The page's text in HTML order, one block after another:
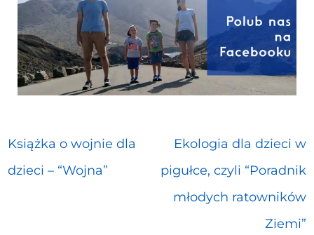
Książka o wojnie dla
dzieci – “Wojna”
Ekologia dla dzieci w
pigułce, czyli “Poradnik
młodych ratowników
Ziemi”